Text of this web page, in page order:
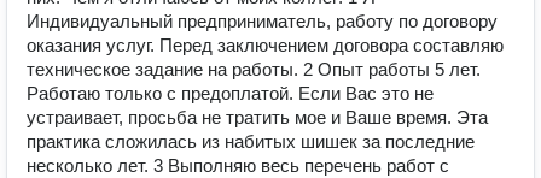
Индивидуальный предприниматель, работу по договору
оказания услуг. Перед заключением договора составляю
техническое задание на работы. 2 Опыт работы 5 лет.
Работаю только с предоплатой. Если Вас это не
устраивает, просьба не тратить мое и Ваше время. Эта
практика сложилась из набитых шишек за последние
несколько лет. 3 Выполняю весь перечень работ с